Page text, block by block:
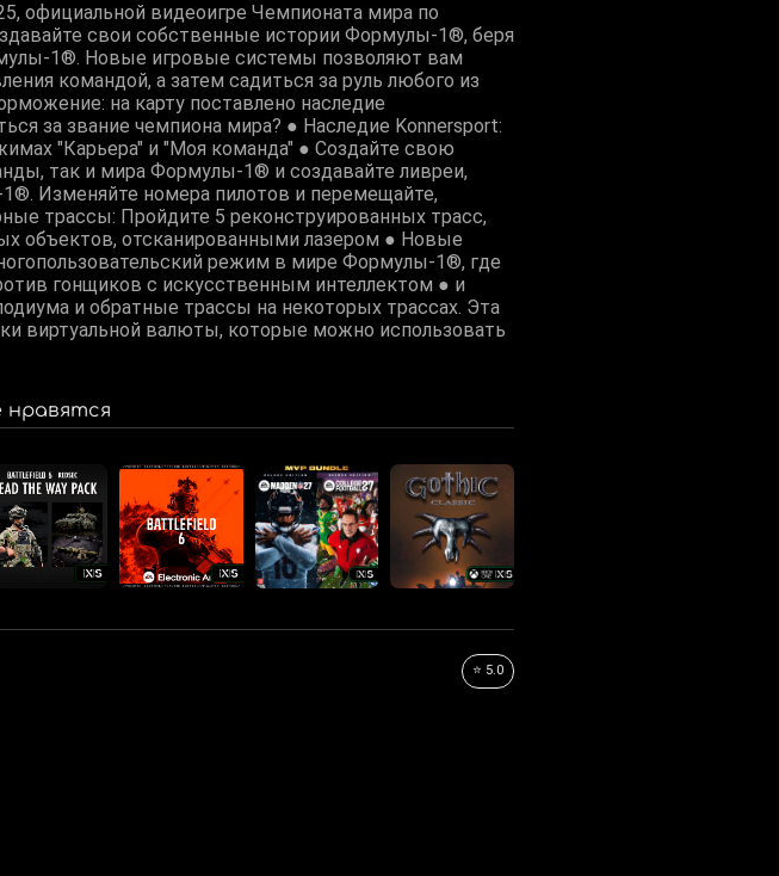
официальной видеоигре Чемпионата мира по
свои собственные истории Формулы-1®, беря
1®. Новые игровые системы позволяют вам
командой, а затем садиться за руль любого из
на карту поставлено наследие
за звание чемпиона мира? ● Наследие Konnersport:
"Карьера" и "Моя команда" ● Создайте свою
так и мира Формулы-1® и создавайте ливреи,
Изменяйте номера пилотов и перемещайте,
трассы: Пройдите 5 реконструированных трасс,
объектов, отсканированными лазером ● Новые
режим в мире Формулы-1®, где
гонщиков с искусственным интеллектом ● и
и обратные трассы на некоторых трассах. Эта
виртуальной валюты, которые можно использовать
нравятся
⭐ 5.0